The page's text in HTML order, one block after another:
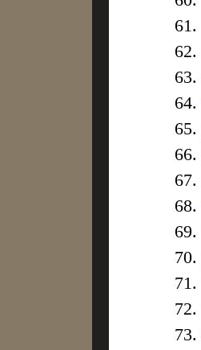
61.
62.
63.
64.
65.
66.
67.
68.
69.
70.
71.
72.
73.